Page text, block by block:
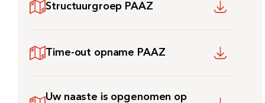
Bezoektijden
Afspraak maken
Structuurgroep PAAZ
Time-out opname PAAZ
Uw naaste is opgenomen op